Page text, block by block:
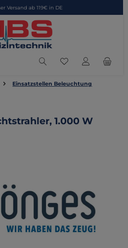
Versand ab 119€ in DE
Du hast 0
Einsatzstellen Beleuchtung
1.000 W